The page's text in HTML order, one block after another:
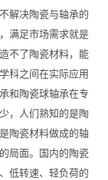
解决陶瓷与轴承的
满足市场需求就是
不了陶瓷材料，能
科之间在实际应用
和陶瓷球轴承在专
，人们熟知的是陶
陶瓷材料做成的轴
局面。国内的陶瓷
低转速、轻负荷的